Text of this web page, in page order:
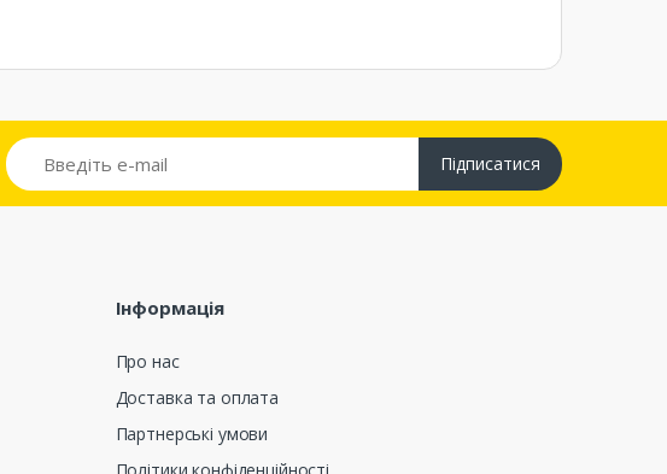
Підписатися
Інформація
Про нас
Доставка та оплата
Партнерські умови